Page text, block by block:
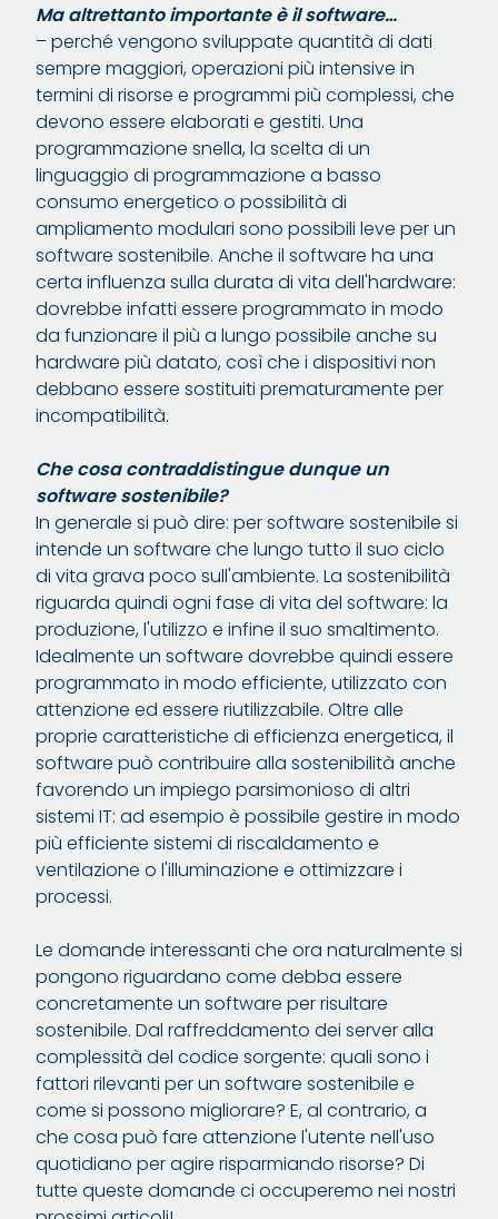
Ma altrettanto importante è il software…
– perché vengono sviluppate quantità di dati
sempre maggiori, operazioni più intensive in
termini di risorse e programmi più complessi, che
devono essere elaborati e gestiti. Una
programmazione snella, la scelta di un
linguaggio di programmazione a basso
consumo energetico o possibilità di
ampliamento modulari sono possibili leve per un
software sostenibile. Anche il software ha una
certa influenza sulla durata di vita dell'hardware:
dovrebbe infatti essere programmato in modo
da funzionare il più a lungo possibile anche su
hardware più datato, così che i dispositivi non
debbano essere sostituiti prematuramente per
incompatibilità.
Che cosa contraddistingue dunque un
software sostenibile?
In generale si può dire: per software sostenibile si
intende un software che lungo tutto il suo ciclo
di vita grava poco sull'ambiente. La sostenibilità
riguarda quindi ogni fase di vita del software: la
produzione, l'utilizzo e infine il suo smaltimento.
Idealmente un software dovrebbe quindi essere
programmato in modo efficiente, utilizzato con
attenzione ed essere riutilizzabile. Oltre alle
proprie caratteristiche di efficienza energetica, il
software può contribuire alla sostenibilità anche
favorendo un impiego parsimonioso di altri
sistemi IT: ad esempio è possibile gestire in modo
più efficiente sistemi di riscaldamento e
ventilazione o l'illuminazione e ottimizzare i
processi.
Le domande interessanti che ora naturalmente si
pongono riguardano come debba essere
concretamente un software per risultare
sostenibile. Dal raffreddamento dei server alla
complessità del codice sorgente: quali sono i
fattori rilevanti per un software sostenibile e
come si possono migliorare? E, al contrario, a
che cosa può fare attenzione l'utente nell'uso
quotidiano per agire risparmiando risorse? Di
tutte queste domande ci occuperemo nei nostri